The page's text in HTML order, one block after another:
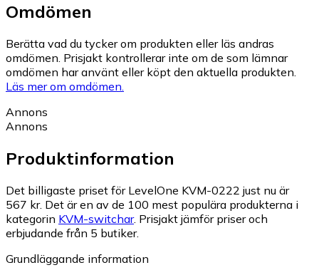
Omdömen
Berätta vad du tycker om produkten eller läs andras
omdömen. Prisjakt kontrollerar inte om de som lämnar
omdömen har använt eller köpt den aktuella produkten.
Läs mer om omdömen.
Annons
Annons
Produktinformation
Det billigaste priset för LevelOne KVM-0222 just nu är
567 kr. Det är en av de 100 mest populära produkterna i
kategorin KVM-switchar. Prisjakt jämför priser och
erbjudande från 5 butiker.
Grundläggande information